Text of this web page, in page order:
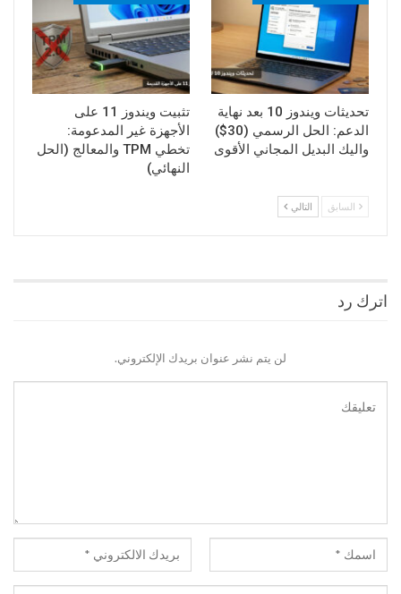
تحديثات ويندوز 10 بعد نهاية
الدعم: الحل الرسمي (30$)
واليك البديل المجاني الأقوى
تثبيت ويندوز 11 على
الأجهزة غير المدعومة:
تخطي TPM والمعالج (الحل
النهائي)
السابق التالي
اترك رد
لن يتم نشر عنوان بريدك الإلكتروني.